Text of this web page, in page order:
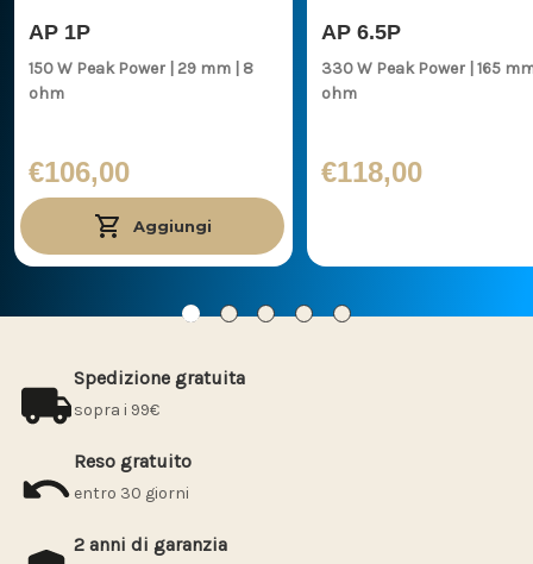
AP 1P
150 W Peak Power | 29 mm | 8
ohm
€106,00
Aggiungi
AP 6.5P
330 W Peak Power | 165 mm | 4
ohm
€118,00
Spedizione gratuita
sopra i 99€
Reso gratuito
entro 30 giorni
2 anni di garanzia